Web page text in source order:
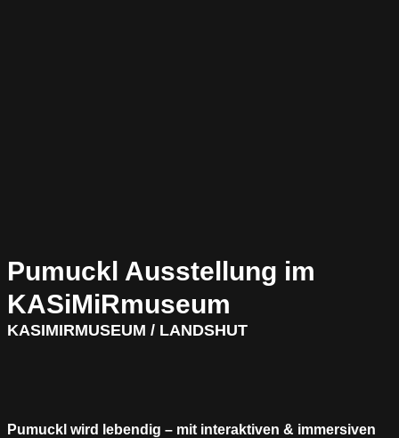
Pumuckl Ausstellung im
KASiMiRmuseum
KASIMIRMUSEUM / LANDSHUT
Pumuckl wird lebendig – mit interaktiven & immersiven